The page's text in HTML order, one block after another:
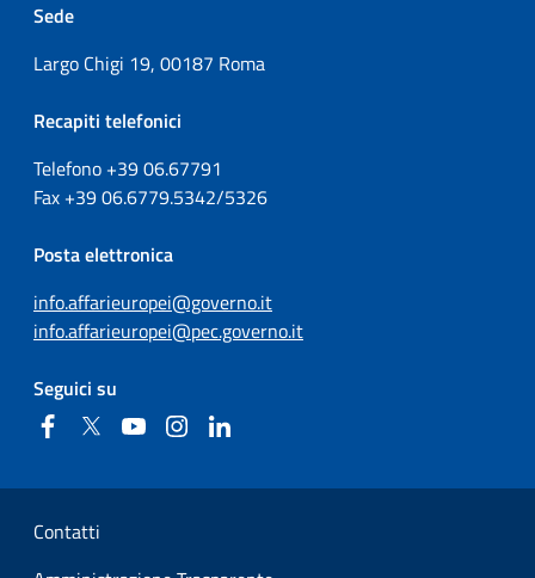
Sede
Largo Chigi 19, 00187 Roma
Recapiti telefonici
Telefono +3906.67791
Fax +3906.6779.5342/5326
Posta elettronica
info.affarieuropei@governo.it
info.affarieuropei@pec.governo.it
Seguici su
FacebookTwitter YouTubeInstagram
Sezione Link Utili
Contatti